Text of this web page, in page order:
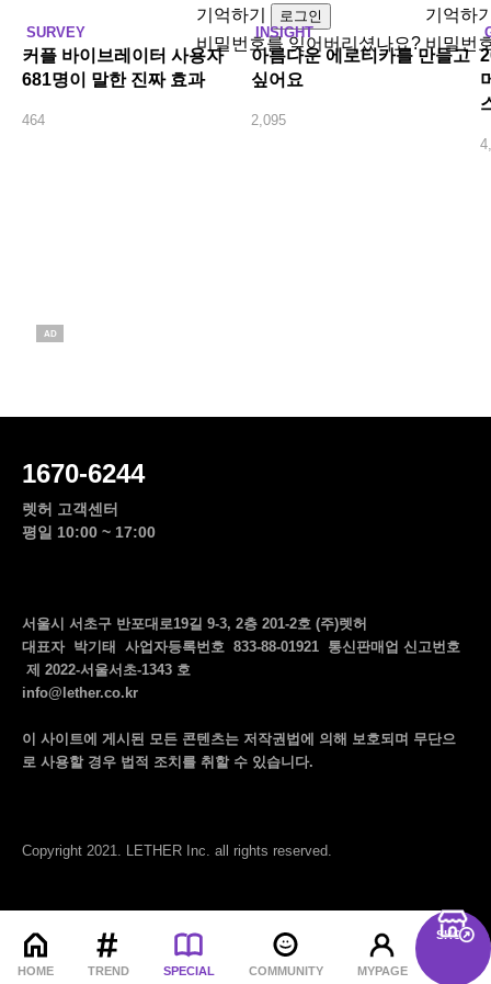
HOME TREND SPECIAL COMMUNITY MYPAGE
menu
SHOP
기억하기
로그인
비밀번호를 잊어버리셨나요?
SURVEY
커플 바이브레이터 사용자
681명이 말한 진짜 효과
464
기억하
비밀번
INSIGHT
아름다운 에로티카를 만들고
싶어요
2,095
AD
1670-6244
렛허 고객센터
평일 10:00 ~ 17:00
서울시 서초구 반포대로19길 9-3, 2층 201-2호 (주)렛허
대표자 박기태 사업자등록번호 833-88-01921 통신판매업 신고번호
제 2022-서울서초-1343 호
info@lether.co.kr
이 사이트에 게시된 모든 콘텐츠는 저작권법에 의해 보호되며 무단으
로 사용할 경우 법적 조치를 취할 수 있습니다.
Copyright 2021. LETHER Inc. all rights reserved.